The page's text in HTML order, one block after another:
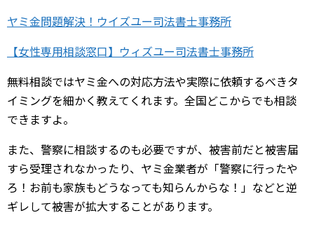
ヤミ金問題解決！ウイズユー司法書士事務所
【女性専用相談窓口】ウィズユー司法書士事務所
無料相談ではヤミ金への対応方法や実際に依頼するべきタ
イミングを細かく教えてくれます。全国どこからでも相談
できますよ。
また、警察に相談するのも必要ですが、被害前だと被害届
すら受理されなかったり、ヤミ金業者が「警察に行ったや
ろ！お前も家族もどうなっても知らんからな！」などと逆
ギレして被害が拡大することがあります。